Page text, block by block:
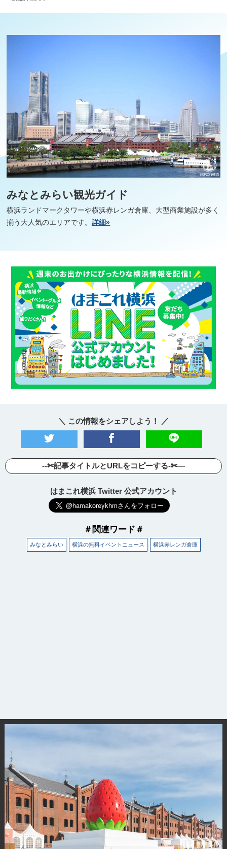
みなとみらい観光ガイド
横浜ランドマークタワーや横浜赤レンガ倉庫、大型商業施設が多く
揃う大人気のエリアです。詳細»
＼ この情報をシェアしよう！ ／
--✄記事タイトルとURLをコピーする-✄—
はまこれ横浜 Twitter 公式アカウント
＃関連ワード＃
みなとみらい 横浜の無料イベントニュース 横浜赤レンガ倉庫
サイトについて